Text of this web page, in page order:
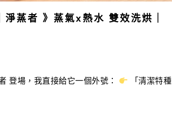
蒸者 》蒸氣x熱水 雙效洗烘｜
登場，我直接給它一個外號：
「清潔特種